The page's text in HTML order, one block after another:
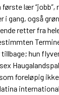
lær
i gang, også
retter fra
hun
foreløpig